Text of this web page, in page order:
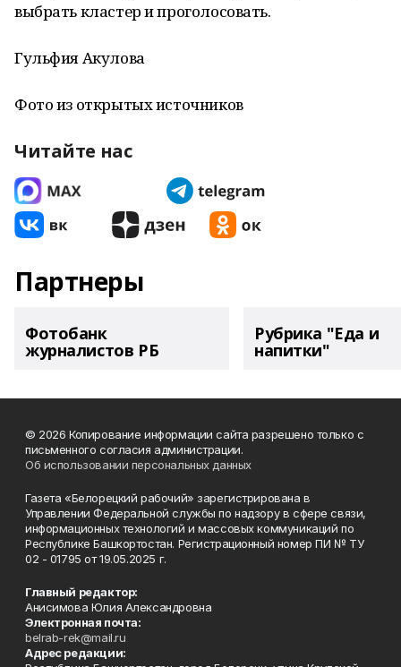
выбрать кластер и проголосовать.
Гульфия Акулова
Фото из открытых источников
Читайте нас
Партнеры
Фотобанк
журналистов РБ
Рубрика "Еда и
напитки"
© 2026 Копирование информации сайта разрешено только с
письменного согласия администрации.
Об использовании персональных данных
Газета «Белорецкий рабочий» зарегистрирована в
Управлении Федеральной службы по надзору в сфере связи,
информационных технологий и массовых коммуникаций по
Республике Башкортостан. Регистрационный номер ПИ № ТУ
02 - 01795 от 19.05.2025 г.
Главный редактор:
Анисимова Юлия Александровна
Электронная почта:
belrab-rek@mail.ru
Адрес редакции: